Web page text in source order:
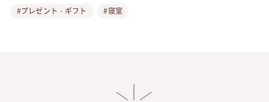
#プレゼント・ギフト
#寝室